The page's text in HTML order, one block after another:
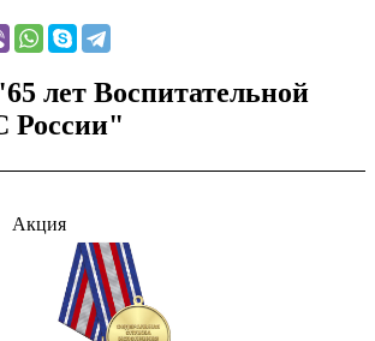
лет Воспитательной
России"
Акция